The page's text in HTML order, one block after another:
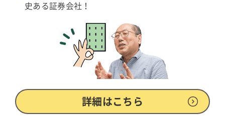
史ある証券会社！
詳細はこちら